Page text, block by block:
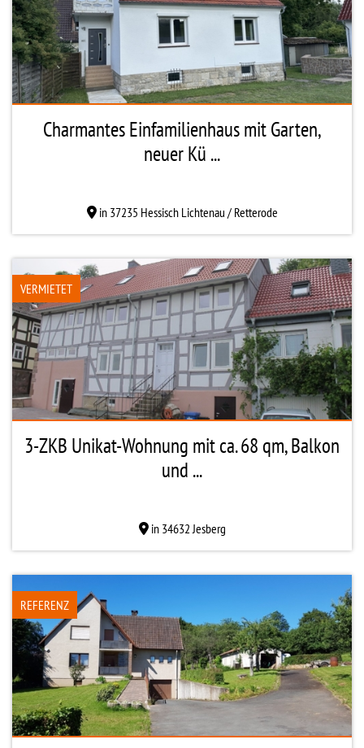
Charmantes Einfamilienhaus mit Garten,
neuer Kü ...
in 37235 Hessisch Lichtenau / Retterode
VERMIETET
3-ZKB Unikat-Wohnung mit ca. 68 qm, Balkon
und ...
in 34632 Jesberg
REFERENZ